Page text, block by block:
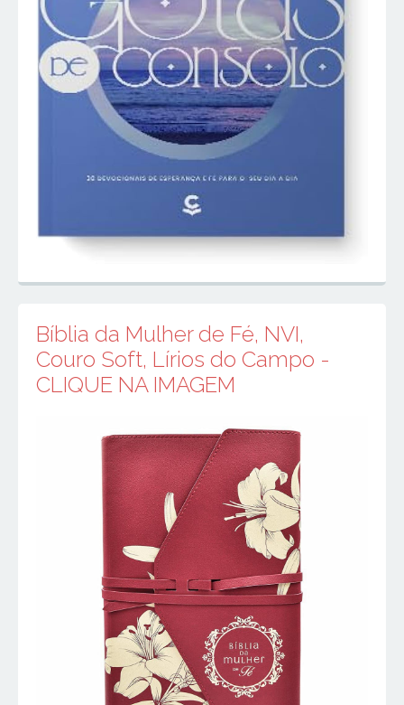
Bíblia da Mulher de Fé, NVI,
Couro Soft, Lírios do Campo -
CLIQUE NA IMAGEM